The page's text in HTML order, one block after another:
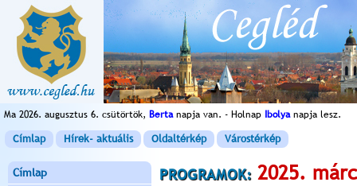
Ma 2026. augusztus 6. csütörtök, Bertanapja van. - Holnap Ibolyanapja lesz.
Címlap Hírek- aktuális Oldaltérkép Várostérkép
Címlap
PROGRAMOK: 2025.